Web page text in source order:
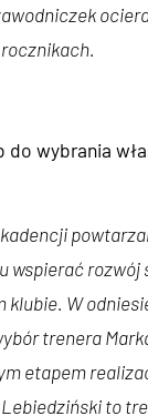
do wybrania
wspierać rozwój
klubie. W
trenera
etapem
to